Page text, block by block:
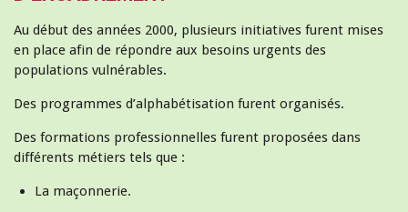
Au début des années 2000, plusieurs initiatives furent mises
en place afin de répondre aux besoins urgents des
populations vulnérables.
Des programmes d’alphabétisation furent organisés.
Des formations professionnelles furent proposées dans
différents métiers tels que :
La maçonnerie.